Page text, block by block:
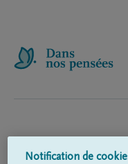
Notification de